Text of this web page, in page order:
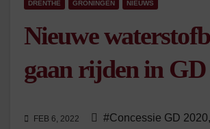
DRENTHE GRONINGEN NIEUWS
Nieuwe
gaan rijden in GD
FEB 6, 2022 #Concessie GD 2020,